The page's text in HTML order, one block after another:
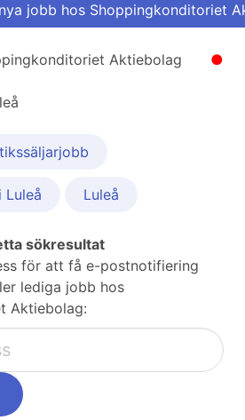
jobb hos Shoppingkonditoriet
●
Aktiebolag
Luleå Luleå
sökresultat
för att få e-postnotifiering
lediga jobb hos
Aktiebolag: